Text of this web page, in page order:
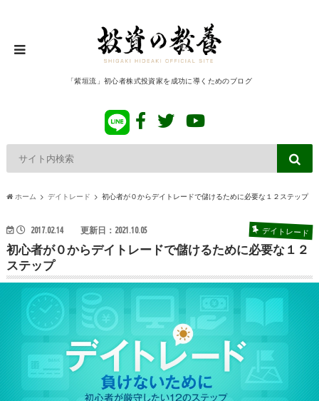
「紫垣流」初心者株式投資家を成功に導くためのブログ
ホーム デイトレード 初心者が０からデイトレードで儲けるために必要な１２ステップ
2017.02.14 更新日：2021.10.05 デイトレード
初心者が０からデイトレードで儲けるために必要な１２
ステップ